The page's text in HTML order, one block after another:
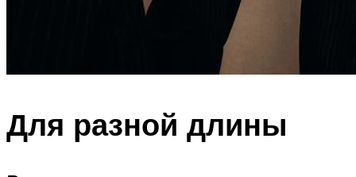
Для разной длины